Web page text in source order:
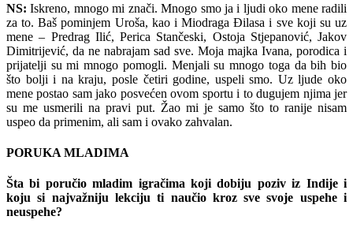
NS: Iskreno, mnogo mi znači. Mnogo smo ja i ljudi oko mene radili
za to. Baš pominjem Uroša, kao i Miodraga Đilasa i sve koji su uz
mene – Predrag Ilić, Perica Stančeski, Ostoja Stjepanović, Jakov
Dimitrijević, da ne nabrajam sad sve. Moja majka Ivana, porodica i
prijatelji su mi mnogo pomogli. Menjali su mnogo toga da bih bio
što bolji i na kraju, posle četiri godine, uspeli smo. Uz ljude oko
mene postao sam jako posvećen ovom sportu i to dugujem njima jer
su me usmerili na pravi put. Žao mi je samo što to ranije nisam
uspeo da primenim, ali sam i ovako zahvalan.
PORUKA MLADIMA
Šta bi poručio mladim igračima koji dobiju poziv iz Indije i
koju si najvažniju lekciju ti naučio kroz sve svoje uspehe i
neuspehe?